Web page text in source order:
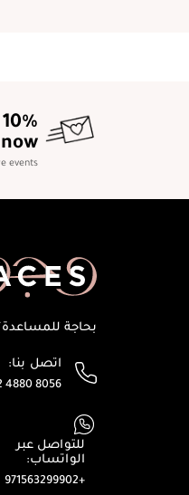
events
بحاجة
اتصل بنا:
4880 8056
للتواصل عبر
الواتساب:
+971563299902